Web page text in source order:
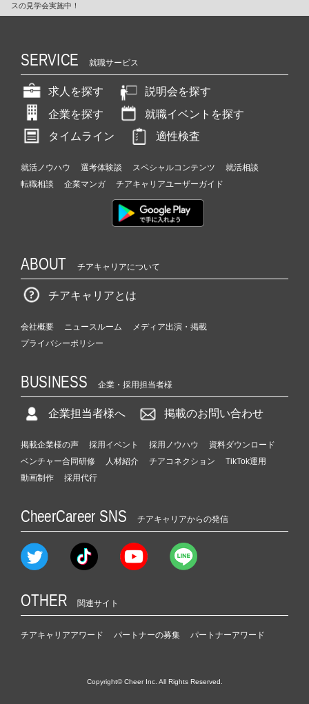
スの見学会実施中！
SERVICE 就職サービス
求人を探す
説明会を探す
企業を探す
就職イベントを探す
タイムライン
適性検査
就活ノウハウ 選考体験談 スペシャルコンテンツ
就活相談
転職相談
企業マンガ チアキャリアユーザーガイド
ABOUT チアキャリアについて
チアキャリアとは
会社概要 ニュースルーム
メディア出演・掲載
プライバシーポリシー
BUSINESS 企業・採用担当者様
企業担当者様へ 掲載のお問い合わせ
掲載企業様の声 採用イベント 採用ノウハウ
資料ダウンロード
ベンチャー合同研修
人材紹介 チアコネクション
TikTok運用
動画制作
採用代行
CheerCareer SNS チアキャリアからの発信
OTHER 関連サイト
チアキャリアアワード パートナーの募集 パートナーアワード
Copyright© Cheer Inc. All Rights Reserved.